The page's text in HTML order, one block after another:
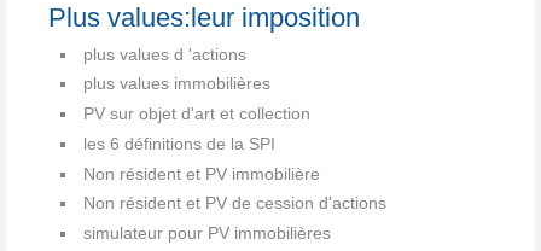
Plus values:leur imposition
plus values d 'actions
plus values immobilières
PV sur objet d'art et collection
les 6 définitions de la SPI
Non résident et PV immobilière
Non résident et PV de cession d'actions
simulateur pour PV immobilières